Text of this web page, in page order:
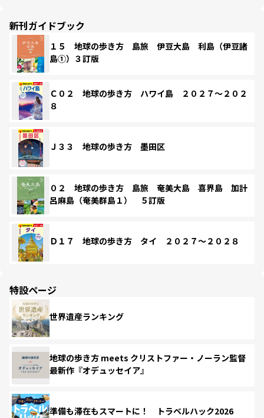
新刊ガイドブック
１５ 地球の歩き方 島旅 伊豆大島 利島（伊豆諸
島①）３訂版
Ｃ０２ 地球の歩き方 ハワイ島 ２０２７～２０２
８
Ｊ３３ 地球の歩き方 墨田区
０２ 地球の歩き方 島旅 奄美大島 喜界島 加計
呂麻島（奄美群島１） ５訂版
Ｄ１７ 地球の歩き方 タイ ２０２７～２０２８
特設ページ
世界遺産ランキング
地球の歩き方 meets クリストファー・ノーラン監督
最新作『オデュッセイア』
準備も滞在もスマートに！ トラベルハック2026